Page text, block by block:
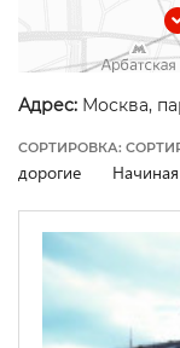
Адрес: Москва,
СОРТИРОВКА:
дорогие